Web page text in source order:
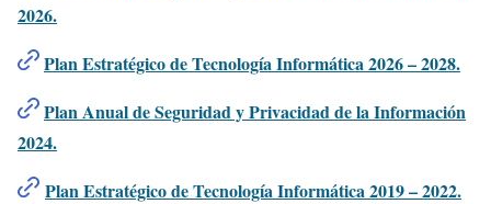
2026.
Plan Estratégico de Tecnología Informática 2026 – 2028.
Plan Anual de Seguridad y Privacidad de la Información
2024.
Plan Estratégico de Tecnología Informática 2019 – 2022.